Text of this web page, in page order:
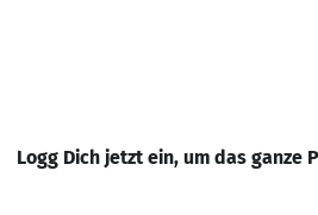
Logg Dich jetzt ein, um das ganze